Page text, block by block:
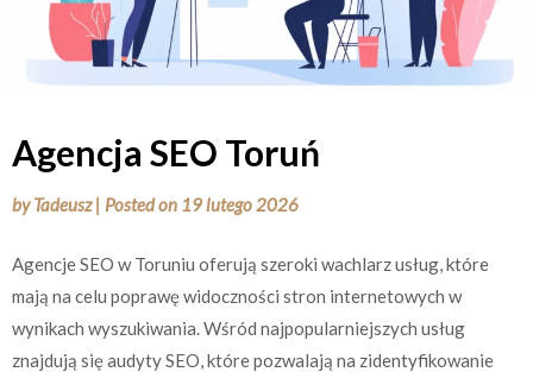
Agencja SEO Toruń
byTadeusz | Posted on 19 lutego 2026
Agencje SEO w Toruniu oferują szeroki wachlarz usług, które
mają na celu poprawę widoczności stron internetowych w
wynikach wyszukiwania. Wśród najpopularniejszych usług
znajdują się audyty SEO, które pozwalają na zidentyfikowanie